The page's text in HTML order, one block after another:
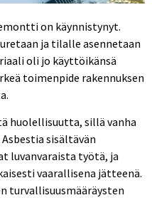
on käynnistynyt.
ja tilalle asennetaan
oli jo käyttöikänsä
toimenpide rakennuksen
huolellisuutta, sillä vanha
sisältävän
luvanvaraista työtä, ja
vaarallisena jätteenä.
turvallisuusmääräysten